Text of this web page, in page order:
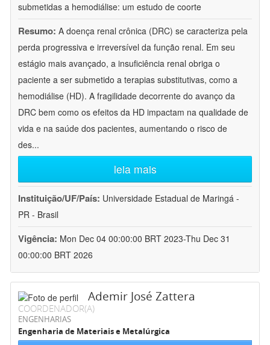
submetidas a hemodiálise: um estudo de coorte
Resumo: A doença renal crônica (DRC) se caracteriza pela
perda progressiva e irreversível da função renal. Em seu
estágio mais avançado, a insuficiência renal obriga o
paciente a ser submetido a terapias substitutivas, como a
hemodiálise (HD). A fragilidade decorrente do avanço da
DRC bem como os efeitos da HD impactam na qualidade de
vida e na saúde dos pacientes, aumentando o risco de
des...
leia mais
Instituição/UF/País: Universidade Estadual de Maringá -
PR - Brasil
Vigência: Mon Dec 04 00:00:00 BRT 2023-Thu Dec 31
00:00:00 BRT 2026
Ademir José Zattera
COORDENADOR(A)
ENGENHARIAS
Engenharia de Materiais e Metalúrgica